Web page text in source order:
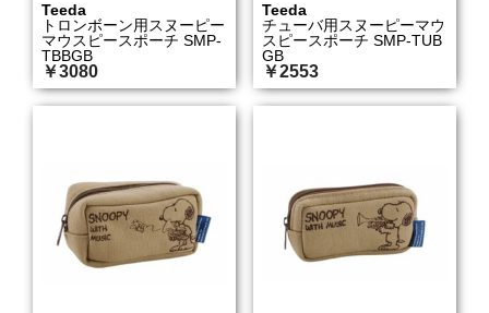
Teeda
トロンボーン用スヌーピー
マウスピースポーチ SMP-
TBBGB
￥3080
Teeda
チューバ用スヌーピーマウ
スピースポーチ SMP-TUB
GB
￥2553